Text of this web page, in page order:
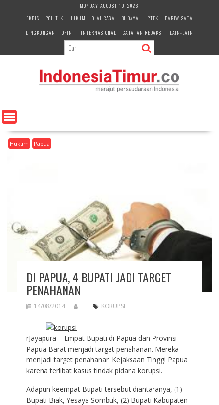
e
n
MONDAY, AUGUST 10, 2026
EKBIS
POLITIK HUKUM OLAHRAGA BUDAYA IPTEK
PARIWISATA
LINGKUNGAN
OPINI INTERNASIONAL CATATAN REDAKSI LAIN-LAIN
Hukum Papua
DI PAPUA, 4 BUPATI JADI TARGET
PENAHANAN
14/08/2014 KORUPSI
rJayapura – Empat Bupati di Papua dan Provinsi
Papua Barat menjadi target penahanan. Mereka
menjadi target penahanan Kejaksaan Tinggi Papua
karena terlibat kasus tindak pidana korupsi.
Adapun keempat Bupati tersebut diantaranya, (1)
Bupati Biak, Yesaya Sombuk, (2) Bupati Kabupaten